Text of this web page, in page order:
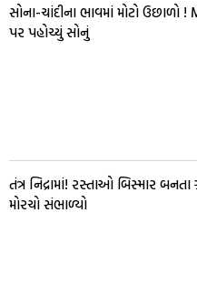
સોના-ચાંદીના ભાવમાં મોટો ઉછાળો !
પર પહોચ્યું સોનું
તંત્ર નિદ્રામાં! રસ્તાઓ બિસ્માર
મોરચો સંભાળ્યો